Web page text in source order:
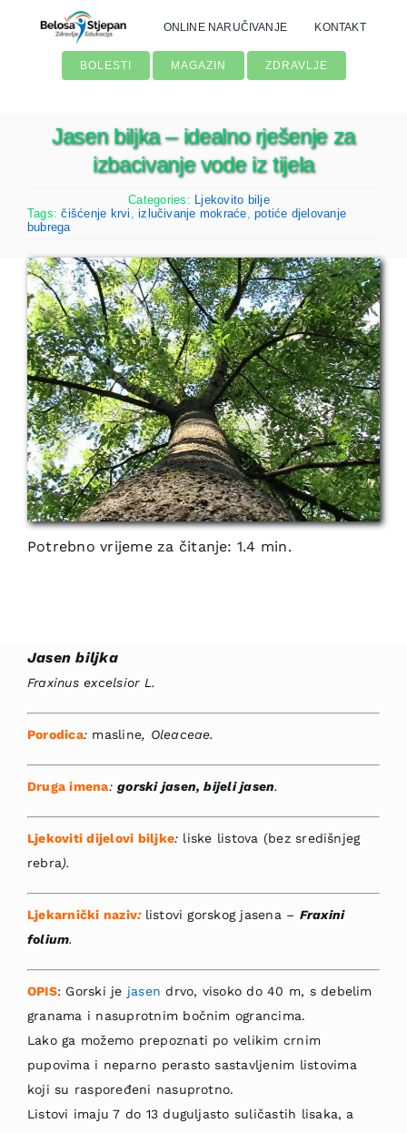
ONLINE NARUČIVANJE KONTAKT
BOLESTI MAGAZIN ZDRAVLJE
Jasen biljka – idealno rješenje za
izbacivanje vode iz tijela
Categories: Ljekovito bilje
Tags:čišćenje krvi ,izlučivanje mokraće ,potiće djelovanje
bubrega
Potrebno vrijeme za čitanje: 1.4 min.
Jasen biljka
Fraxinus excelsior L.
Porodica: masline, Oleaceae.
Druga imena:gorski jasen, bijeli jasen.
Ljekoviti dijelovi biljke: liske listova (bez sredi­šnjeg
rebra).
Ljekarnički naziv: listovi gorskog jasena– Fra­xini
folium.
OPIS: Gorski je jasen drvo, visoko do 40 m, s debelim
granama i nasuprotnim bočnim ogran­cima.
Lako ga možemo prepoznati po velikim crnim
pupovima i neparno perasto sastavljenim listovima
koji su raspoređeni nasuprotno.
Li­stovi imaju 7 do 13 duguljasto suličastih lisaka, a